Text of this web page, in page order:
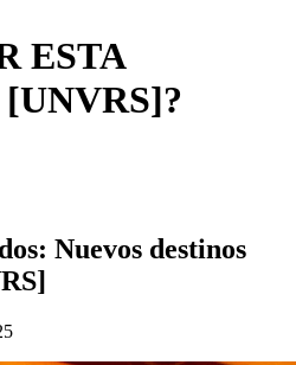
ESTA
Nuevos destinos